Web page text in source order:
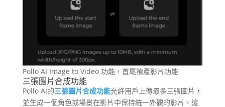
Pollo AI Image to Video 功能，首尾禎產影片功能
三張圖片合成功能
Pollo AI的三張圖片合成功能允許用戶上傳最多三張圖片，
並生成一個角色或場景在影片中保持統一外觀的影片，這